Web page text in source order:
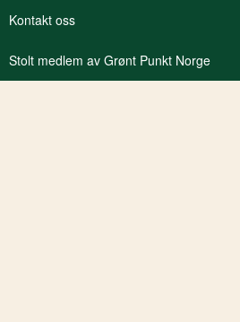
Kontakt oss
Stolt medlem av Grønt Punkt Norge